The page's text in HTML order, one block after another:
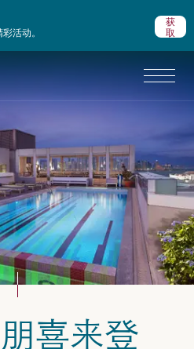
活动。
获
取
喜来登